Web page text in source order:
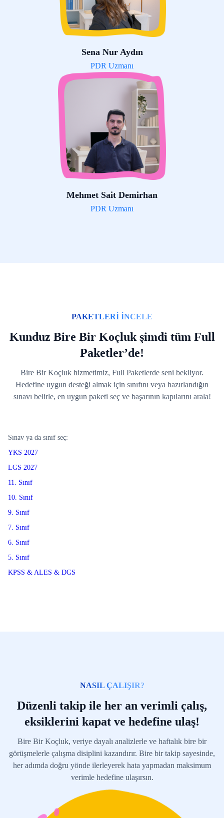
Sena Nur Aydın
PDR Uzmanı
Mehmet Sait Demirhan
PDR Uzmanı
PAKETLERİ İNCELE
Kunduz Bire Bir Koçluk şimdi tüm Full
Paketler’de!
Bire Bir Koçluk hizmetimiz, Full Paketlerde seni bekliyor.
Hedefine uygun desteği almak için sınıfını veya hazırlandığın
sınavı belirle, en uygun paketi seç ve başarının kapılarını arala!
Sınav ya da sınıf seç:
YKS 2027
LGS 2027
11. Sınıf
10. Sınıf
9. Sınıf
7. Sınıf
6. Sınıf
5. Sınıf
KPSS & ALES & DGS
NASIL ÇALIŞIR?
Düzenli takip ile her an verimli çalış,
eksiklerini kapat ve hedefine ulaş!
Bire Bir Koçluk, veriye dayalı analizlerle ve haftalık bire bir
görüşmelerle çalışma disiplini kazandırır. Bire bir takip sayesinde,
her adımda doğru yönde ilerleyerek hata yapmadan maksimum
verimle hedefine ulaşırsın.